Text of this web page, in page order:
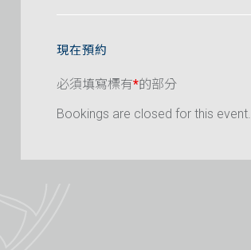
現在預約
必須填寫標有*的部分
Bookings are closed for this event.